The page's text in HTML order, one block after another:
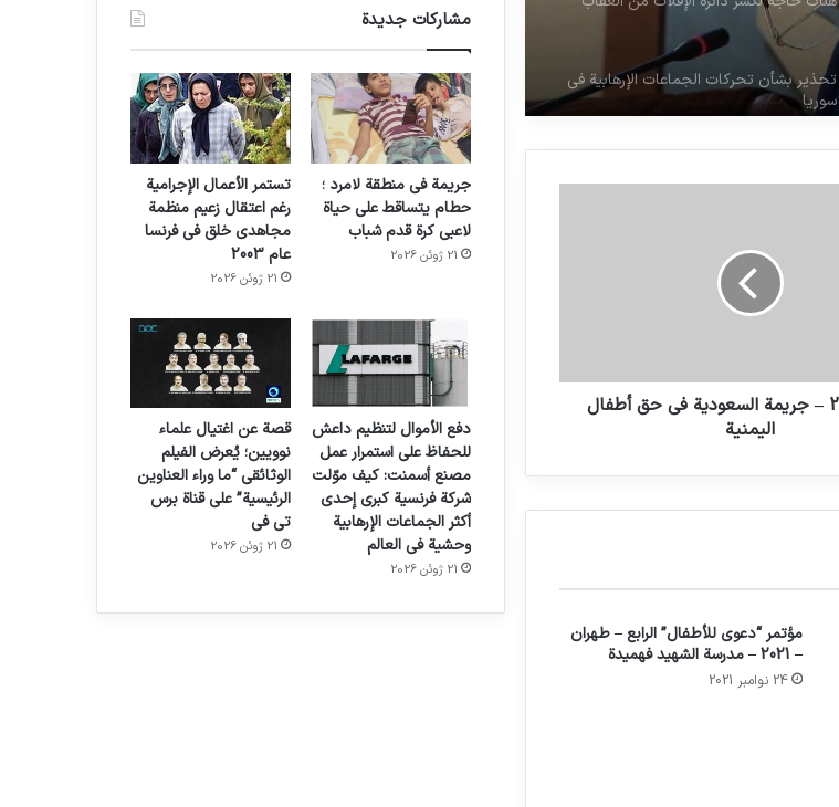
سوريا
الشهيد الفريق علي صياد شيرازي: إسم نحت
في قلوب الشعب الإيراني
أستراليا تسحب الأوسمة من جنود متهمين
الإرهاب؛ الاستراتيجية الرئيسية للكيان
الصهيوني على الساحة الدولية
كيف يستفيد تجار الأسلحة الأمريكيون من
التهديد
هناك حاجة لكسر دائرة الإفلات من العقاب
سوريا
يمن – 2020 – جريمة السعودية في حق أطفال
اليمنية
مؤتمر “دعوى للأطفال” الرابع – طهران
– 2021 – مدرسة الشهيد فهميدة
24 نوامبر 2021
مشاركات جديدة
جريمة في منطقة لامرد ؛
حطام يتساقط على حياة
لاعبي كرة قدم شباب
21 ژوئن 2026
تستمر الأعمال الإجرامية
رغم اعتقال زعيم منظمة
مجاهدي خلق في فرنسا
عام 2003
21 ژوئن 2026
دفع الأموال لتنظيم داعش
للحفاظ على استمرار عمل
مصنع أسمنت: كيف موّلت
شركة فرنسية كبرى إحدى
أكثر الجماعات الإرهابية
وحشية في العالم
21 ژوئن 2026
قصة عن اغتيال علماء
نوويين؛ يُعرض الفيلم
الوثائقي “ما وراء العناوين
الرئيسية” على قناة برس
تي في
21 ژوئن 2026